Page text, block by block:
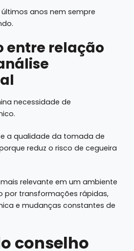
anos nem sempre
entre relação
necessidade de
a qualidade da tomada de
reduz o risco de cegueira
relevante em um ambiente
por transformações rápidas,
e mudanças constantes de
conselho